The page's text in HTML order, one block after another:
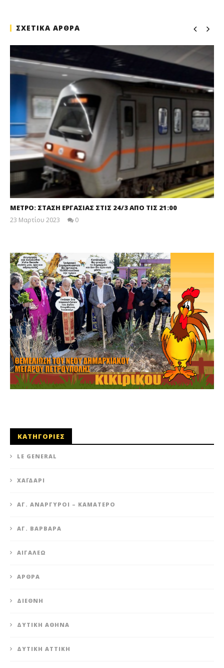
ΣΧΕΤΙΚΑ ΑΡΘΡΑ
ΜΕΤΡΟ: ΣΤΑΣΗ ΕΡΓΑΣΙΑΣ ΣΤΙΣ 24/3 ΑΠΟ ΤΙΣ 21:00
23 Μαρτίου 2023
0
ΚΑΤΗΓΟΡΙΕΣ
LE GENERAL
XΑΪΔΆΡΙ
ΆΓ. ΑΝΆΡΓΥΡΟΙ – KΑΜΑΤΕΡΌ
ΑΓ. ΒΑΡΒΆΡΑ
ΑΙΓΆΛΕΩ
ΆΡΘΡΑ
ΔΙΕΘΝΉ
ΔΥΤΙΚΉ ΑΘΉΝΑ
ΔΥΤΙΚΉ ΑΤΤΙΚΉ